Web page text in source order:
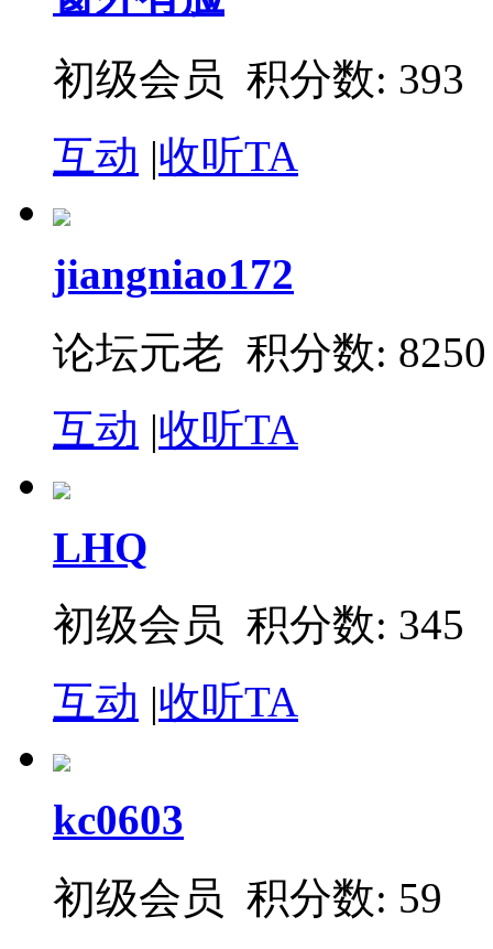
初级会员 积分数: 393
互动 |收听TA
jiangniao172
论坛元老 积分数: 8250
互动 |收听TA
LHQ
初级会员 积分数: 345
互动 |收听TA
kc0603
初级会员 积分数: 59